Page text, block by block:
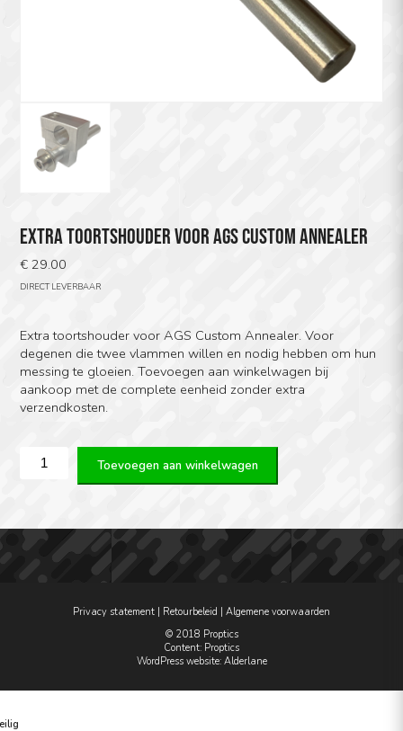
EXTRA TOORTSHOUDER VOOR AGS CUSTOM ANNEALER
€ 29.00
DIRECT LEVERBAAR
Extra toortshouder voor AGS Custom Annealer. Voor
degenen die twee vlammen willen en nodig hebben om hun
messing te gloeien. Toevoegen aan winkelwagen bij
aankoop met de complete eenheid zonder extra
verzendkosten.
Extra
Toortshouder
Custom
Annealer
Toevoegen aan winkelwagen
Privacy statement Retourbeleid
Algemene voorwaarden
© 2018 Proptics
Content: Proptics
WordPress website: Alderlane